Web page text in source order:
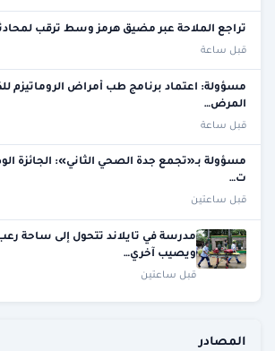
تراجع الملاحة عبر مضيق هرمز وسط ترقب
قبل ساعة
مسؤولة: اعتماد برنامج طب أمراض الروماتيزم
المرض…
قبل ساعة
مسؤولة بـ«تجمع جدة الصحي الثاني»: الجائزة
ت…
قبل ساعتين
مدرسة في تايلاند تتحول إلى ساحة
ويصيب آخري…
قبل ساعتين
المصادر